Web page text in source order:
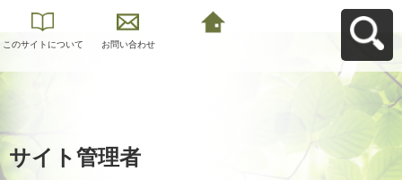
このサイトについて お問い合わせ
サイト管理者